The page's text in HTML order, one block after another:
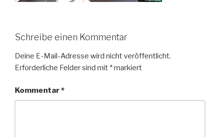
Schreibe einen Kommentar
Deine E-Mail-Adresse wird nicht veröffentlicht.
Erforderliche Felder sind mit *markiert
Kommentar*